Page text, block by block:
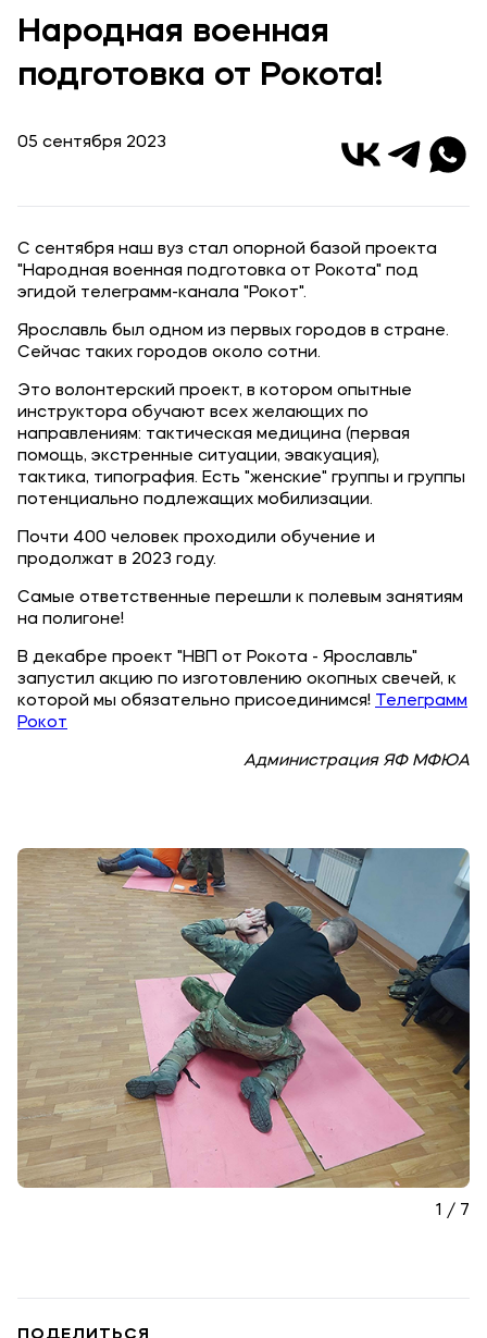
Уровни образования
Среднее профессиональное образование
Объявления
Банковские реквизиты
Карьера
Приемная комиссия
+7 (4852) 25-25-51
+7-968-593-08-28 - сотовый
Банковские реквизиты
Мы в соцсетях
Подобрать программу
Народная военная
подготовка от Рокота!
05 сентября 2023
С сентября наш вуз стал опорной базой проекта
"Народная военная подготовка от Рокота" под
эгидой телеграмм-канала "Рокот".
Ярославль был одном из первых городов в стране.
Сейчас таких городов около сотни.
Это волонтерский проект, в котором опытные
инструктора обучают всех желающих по
направлениям: тактическая медицина (первая
помощь, экстренные ситуации, эвакуация),
тактика, типография. Есть "женские" группы и группы
потенциально подлежащих мобилизации.
Почти 400 человек проходили обучение и
продолжат в 2023 году.
Самые ответственные перешли к полевым занятиям
на полигоне!
В декабре проект "НВП от Рокота - Ярославль"
запустил акцию по изготовлению окопных свечей, к
которой мы обязательно присоединимся! Телеграмм
Рокот
Администрация ЯФ МФЮА
1 / 7